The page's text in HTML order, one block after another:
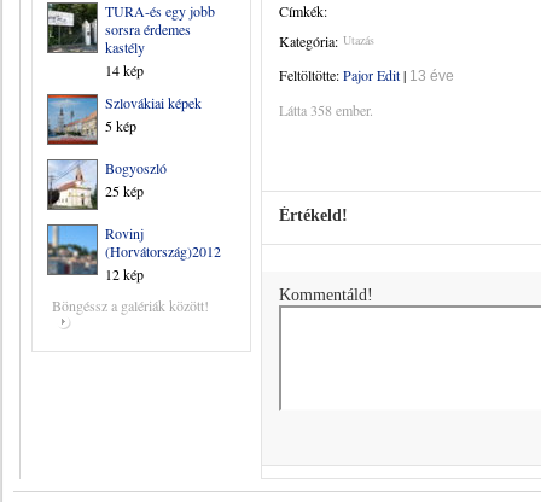
TURA-és egy jobb
sorsra érdemes
kastély
14 kép
Szlovákiai képek
5 kép
Bogyoszló
25 kép
Rovinj
(Horvátország)2012
12 kép
Böngéssz a galériák között!
Címkék:
Kategória: Utazás
Feltöltötte:Pajor Edit| 13 éve
Látta 358 ember.
Értékeld!
Kommentáld!